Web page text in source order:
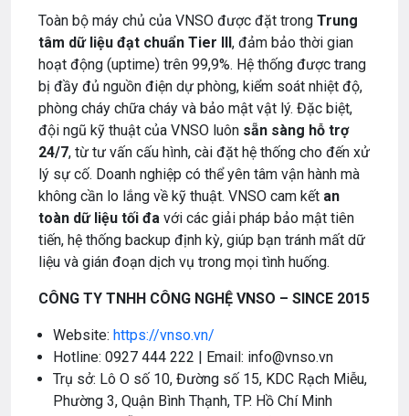
Toàn bộ máy chủ của VNSO được đặt trong Trung
tâm dữ liệu đạt chuẩn Tier III , đảm bảo thời gian
hoạt động (uptime) trên 99,9%. Hệ thống được trang
bị đầy đủ nguồn điện dự phòng, kiểm soát nhiệt độ,
phòng cháy chữa cháy và bảo mật vật lý. Đặc biệt,
đội ngũ kỹ thuật của VNSO luôn sẵn sàng hỗ trợ
24/7, từ tư vấn cấu hình, cài đặt hệ thống cho đến xử
lý sự cố. Doanh nghiệp có thể yên tâm vận hành mà
không cần lo lắng về kỹ thuật. VNSO cam kết an
toàn dữ liệu tối đa với các giải pháp bảo mật tiên
tiến, hệ thống backup định kỳ, giúp bạn tránh mất dữ
liệu và gián đoạn dịch vụ trong mọi tình huống.
CÔNG TY TNHH CÔNG NGHỆ VNSO – SINCE 2015
Website: https://vnso.vn/
Hotline: 0927 444 222 | Email: info@vnso.vn
Trụ sở: Lô O số 10, Đường số 15, KDC Rạch Miễu,
Phường 3, Quận Bình Thạnh, TP. Hồ Chí Minh